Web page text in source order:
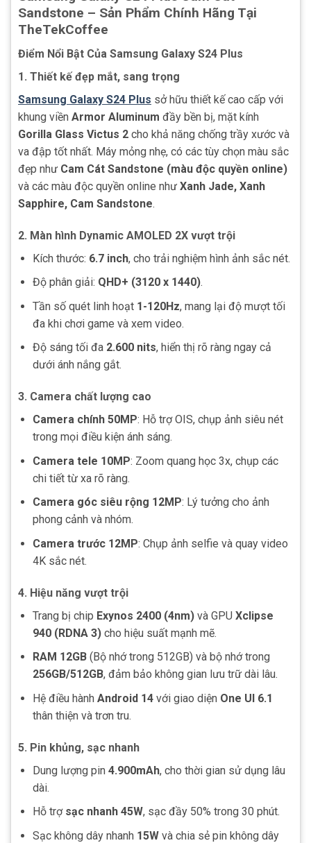
Sandstone – Sản Phẩm Chính Hãng Tại
TheTekCoffee
Điểm Nổi Bật Của Samsung Galaxy S24 Plus
1. Thiết kế đẹp mắt, sang trọng
Samsung Galaxy S24 Plus sở hữu thiết kế cao cấp với
khung viền Armor Aluminum đầy bền bị, mặt kính
Gorilla Glass Victus 2 cho khả năng chống trầy xước và
va đập tốt nhất. Máy mỏng nhẹ, có các tùy chọn màu sắc
đẹp như Cam Cát Sandstone (màu độc quyền online)
và các màu độc quyền online như Xanh Jade, Xanh
Sapphire, Cam Sandstone.
2. Màn hình Dynamic AMOLED 2X vượt trội
Kích thước: 6.7 inch, cho trải nghiệm hình ảnh sắc nét.
Độ phân giải: QHD+ (3120 x 1440).
Tần số quét linh hoạt 1-120Hz, mang lại độ mượt tối
đa khi chơi game và xem video.
Độ sáng tối đa 2.600 nits, hiển thị rõ ràng ngay cả
dưới ánh nắng gắt.
3. Camera chất lượng cao
Camera chính 50MP: Hỗ trợ OIS, chụp ảnh siêu nét
trong mọi điều kiện ánh sáng.
Camera tele 10MP: Zoom quang học 3x, chụp các
chi tiết từ xa rõ ràng.
Camera góc siêu rộng 12MP: Lý tưởng cho ảnh
phong cảnh và nhóm.
Camera trước 12MP: Chụp ảnh selfie và quay video
4K sắc nét.
4. Hiệu năng vượt trội
Trang bị chip Exynos 2400 (4nm)và GPU Xclipse
940 (RDNA 3)cho hiệu suất mạnh mẽ.
RAM 12GB(Bộ nhớ trong 512GB) và bộ nhớ trong
256GB/512GB, đảm bảo không gian lưu trữ dài lâu.
Hệ điều hành Android 14với giao diện One UI 6.1
thân thiện và trơn tru.
5. Pin khủng, sạc nhanh
Dung lượng pin 4.900mAh, cho thời gian sử dụng lâu
dài.
Hỗ trợ sạc nhanh 45W, sạc đầy 50% trong 30 phút.
Sạc không dây nhanh 15Wvà chia sẻ pin không dây